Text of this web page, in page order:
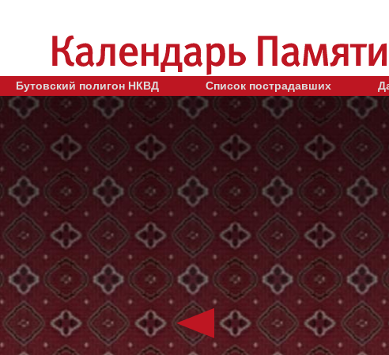
Бутовский полигон НКВД Список пострадавших